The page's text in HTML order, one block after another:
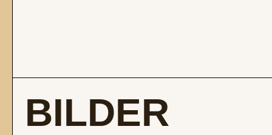
BILDER